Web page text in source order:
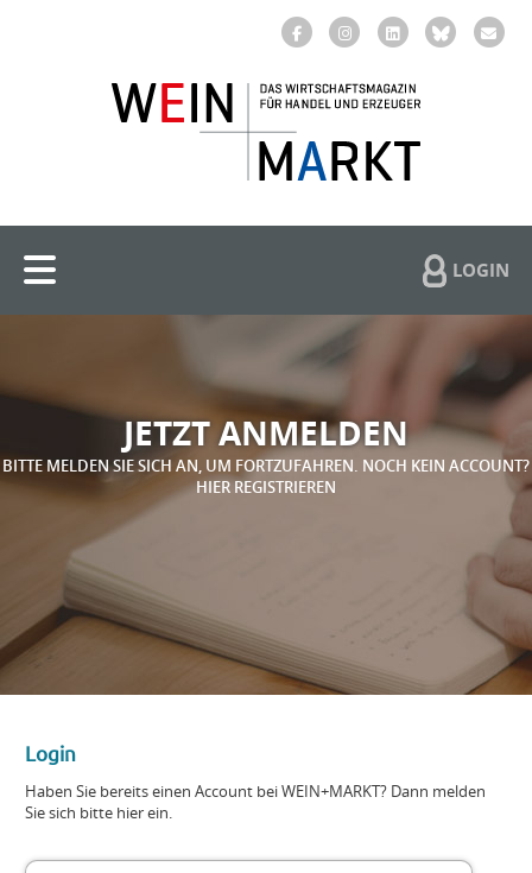
LOGIN
JETZT ANMELDEN
BITTE MELDEN SIE SICH AN, UM FORTZUFAHREN. NOCH KEIN ACCOUNT?
HIER REGISTRIEREN
Login
Haben Sie bereits einen Account bei WEIN+MARKT? Dann melden
Sie sich bitte hier ein.